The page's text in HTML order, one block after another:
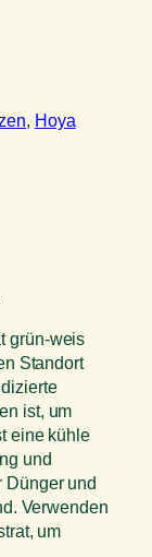
, Hoya
grün-weis
Standort
ist, um
eine kühle
und
Dünger und
Verwenden
um